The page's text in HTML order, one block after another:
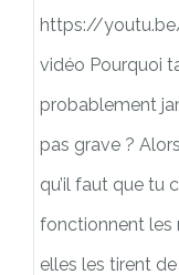
https://
vidéo Pourquoi
probablement
pas grave ?
qu’il faut que tu
fonctionnent les
elles les tirent de